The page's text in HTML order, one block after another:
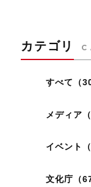
カテゴリ
すべて（
メディア
イベント
文化庁（